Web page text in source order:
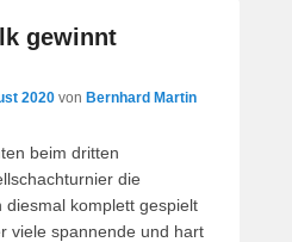
gewinnt
2020 von Bernhard Martin
beim dritten
die
komplett gespielt
viele spannende und hart